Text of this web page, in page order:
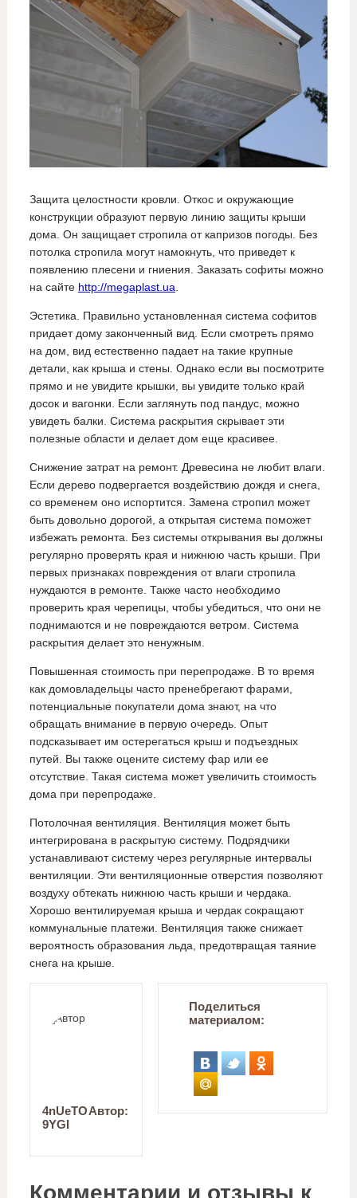
Защита целостности кровли. Откос и окружающие
конструкции образуют первую линию защиты крыши
дома. Он защищает стропила от капризов погоды. Без
потолка стропила могут намокнуть, что приведет к
появлению плесени и гниения. Заказать софиты можно
на сайте http://megaplast.ua
Эстетика. Правильно установленная система софитов
придает дому законченный вид. Если смотреть прямо
на дом, вид естественно падает на такие крупные
детали, как крыша и стены. Однако если вы посмотрите
прямо и не увидите крышки, вы увидите только край
досок и вагонки. Если заглянуть под пандус, можно
увидеть балки. Система раскрытия скрывает эти
полезные области и делает дом еще красивее.
Снижение затрат на ремонт. Древесина не любит влаги.
Если дерево подвергается воздействию дождя и снега,
со временем оно испортится. Замена стропил может
быть довольно дорогой, а открытая система поможет
избежать ремонта. Без системы открывания вы должны
регулярно проверять края и нижнюю часть крыши. При
первых признаках повреждения от влаги стропила
нуждаются в ремонте. Также часто необходимо
проверить края черепицы, чтобы убедиться, что они не
поднимаются и не повреждаются ветром. Система
раскрытия делает это ненужным.
Повышенная стоимость при перепродаже. В то время
как домовладельцы часто пренебрегают фарами,
потенциальные покупатели дома знают, на что
обращать внимание в первую очередь. Опыт
подсказывает им остерегаться крыш и подъездных
путей. Вы также оцените систему фар или ее
отсутствие. Такая система может увеличить стоимость
дома при перепродаже.
Потолочная вентиляция. Вентиляция может быть
интегрирована в раскрытую систему. Подрядчики
устанавливают систему через регулярные интервалы
вентиляции. Эти вентиляционные отверстия позволяют
воздуху обтекать нижнюю часть крыши и чердака.
Хорошо вентилируемая крыша и чердак сокращают
коммунальные платежи. Вентиляция также снижает
вероятность образования льда, предотвращая таяние
снега на крыше.
Автор:
4nUeTO
9YGI
Поделиться
материалом:
Комментарии и отзывы к